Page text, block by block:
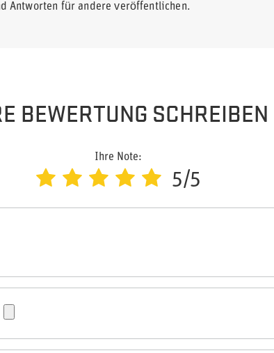
Antworten für andere veröffentlichen.
BEWERTUNG SCHREIBEN
Ihre Note:
5/5